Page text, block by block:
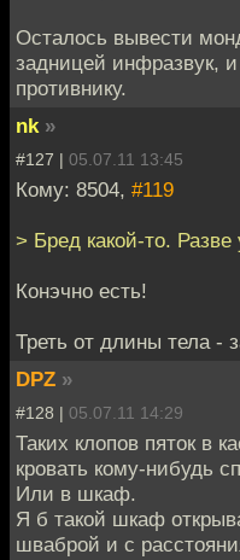
Осталось вывести
задницей инфразвук,
противнику.
nk »
#127 | 05.07.11 13:45
Кому: 8504, #119
> Бред какой-то.
Конэчно есть!
Треть от длины тела -
DPZ »
#128 | 05.07.11 14:29
Таких клопов пяток в
кровать кому-нибудь
Или в шкаф.
Я б такой шкаф
шваброй и с